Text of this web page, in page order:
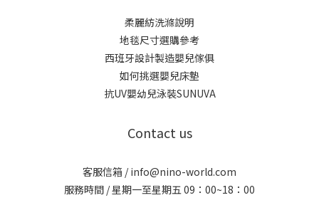
柔麗紡洗滌說明
地毯尺寸選購參考
西班牙設計製造嬰兒傢俱
如何挑選嬰兒床墊
抗UV嬰幼兒泳裝SUNUVA
Contact us
客服信箱 / info@nino-world.com
服務時間 / 星期一至星期五 09：00~18：00